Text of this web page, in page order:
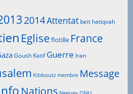
2014Attentat beit hatiqvah
Egliseflotille France
Goush Katif Guerre Iran
Kibboutz membre Message
Nations